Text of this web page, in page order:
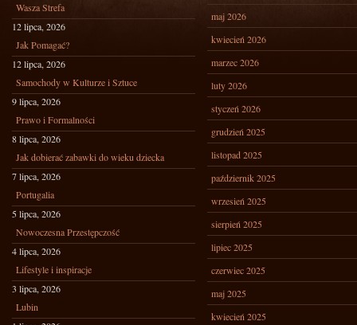
Wasza Strefa
12 lipca, 2026
Jak Pomagać?
12 lipca, 2026
Samochody w Kulturze i Sztuce
9 lipca, 2026
Prawo i Formalności
8 lipca, 2026
Jak dobierać zabawki do wieku dziecka
7 lipca, 2026
Portugalia
5 lipca, 2026
Nowoczesna Przestępczość
4 lipca, 2026
Lifestyle i inspiracje
3 lipca, 2026
Lubin
maj 2026
kwiecień 2026
marzec 2026
luty 2026
styczeń 2026
grudzień 2025
listopad 2025
październik 2025
wrzesień 2025
sierpień 2025
lipiec 2025
czerwiec 2025
maj 2025
kwiecień 2025